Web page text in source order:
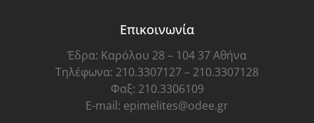
Επικοινωνία
Έδρα: Καρόλου 28 – 104 37 Αθήνα
Τηλέφωνα: 210.3307127 – 210.3307128
Φαξ: 210.3306109
E-mail: epimelites@odee.gr